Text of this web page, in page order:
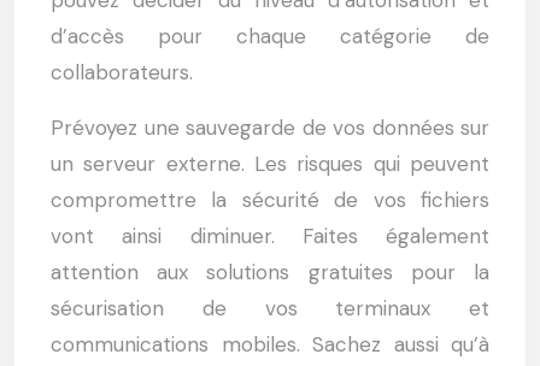
d’accès pour chaque catégorie de
collaborateurs.
Prévoyez une sauvegarde de vos données sur
un serveur externe. Les risques qui peuvent
compromettre la sécurité de vos fichiers
vont ainsi diminuer. Faites également
attention aux solutions gratuites pour la
sécurisation de vos terminaux et
communications mobiles. Sachez aussi qu’à